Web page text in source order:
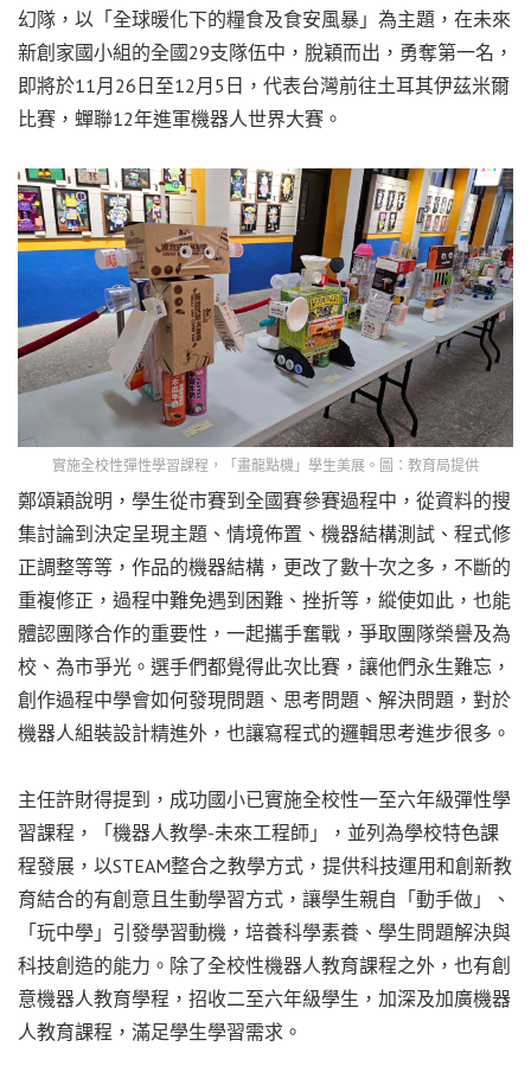
幻隊，以「全球暖化下的糧食及食安風暴」為主題，在未來
新創家國小組的全國29支隊伍中，脫穎而出，勇奪第一名，
即將於11月26日至12月5日，代表台灣前往土耳其伊茲米爾
比賽，蟬聯12年進軍機器人世界大賽。
實施全校性彈性學習課程，「畫龍點機」學生美展。圖：教育局提供
鄭頌穎說明，學生從市賽到全國賽參賽過程中，從資料的搜
集討論到決定呈現主題、情境佈置、機器結構測試、程式修
正調整等等，作品的機器結構，更改了數十次之多，不斷的
重複修正，過程中難免遇到困難、挫折等，縱使如此，也能
體認團隊合作的重要性，一起攜手奮戰，爭取團隊榮譽及為
校、為市爭光。選手們都覺得此次比賽，讓他們永生難忘，
創作過程中學會如何發現問題、思考問題、解決問題，對於
機器人組裝設計精進外，也讓寫程式的邏輯思考進步很多。
主任許財得提到，成功國小已實施全校性一至六年級彈性學
習課程，「機器人教學-未來工程師」，並列為學校特色課
程發展，以STEAM整合之教學方式，提供科技運用和創新教
育結合的有創意且生動學習方式，讓學生親自「動手做」、
「玩中學」引發學習動機，培養科學素養、學生問題解決與
科技創造的能力。除了全校性機器人教育課程之外，也有創
意機器人教育學程，招收二至六年級學生，加深及加廣機器
人教育課程，滿足學生學習需求。